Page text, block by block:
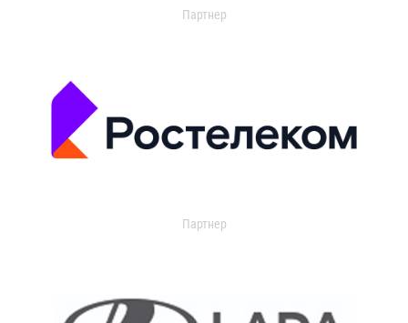
Партнер
Партнер